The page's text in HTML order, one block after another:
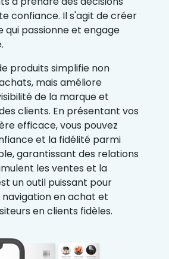
confiance. Il s'agit de créer
qui passionne et engage
produits simplifie non
mais améliore
de la marque et
clients. En présentant vos
efficace, vous pouvez
et la fidélité parmi
garantissant des relations
les ventes et la
un outil puissant pour
en achat et
en clients fidèles.